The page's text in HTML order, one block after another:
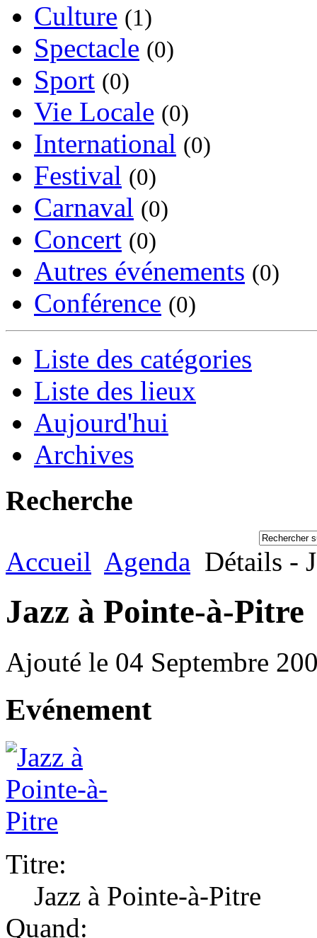
Culture (1)
Spectacle (0)
Sport (0)
Vie Locale (0)
International (0)
Festival (0)
Carnaval (0)
Concert (0)
Autres événements (0)
Conférence (0)
Liste des catégories
Liste des lieux
Aujourd'hui
Archives
Recherche
Accueil Agenda Détails -
Jazz à Pointe-à-Pitre
Ajouté le 04 Septembre
Evénement
Titre:
Jazz à Pointe-à-Pitre
Quand: